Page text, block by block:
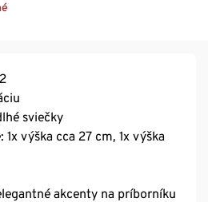
sviečky
výška cca 27 cm, 1x výška
akcenty na príborníku